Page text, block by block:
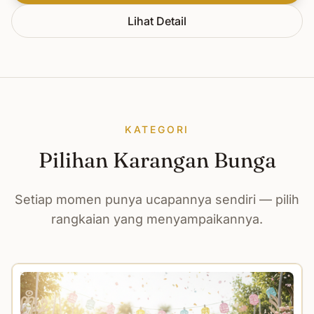
Lihat Detail
KATEGORI
Pilihan Karangan Bunga
Setiap momen punya ucapannya sendiri — pilih
rangkaian yang menyampaikannya.